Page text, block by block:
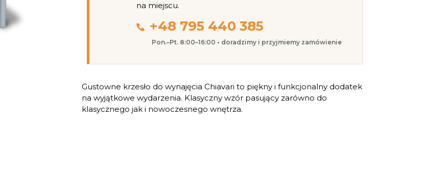
na miejscu.
+48 795 440 385
Pon.–Pt. 8:00–16:00 • doradzimy i przyjmiemy zamówienie
Gustowne krzesło do wynajęcia Chiavari to piękny i funkcjonalny dodatek
na wyjątkowe wydarzenia. Klasyczny wzór pasujący zarówno do
klasycznego jak i nowoczesnego wnętrza.